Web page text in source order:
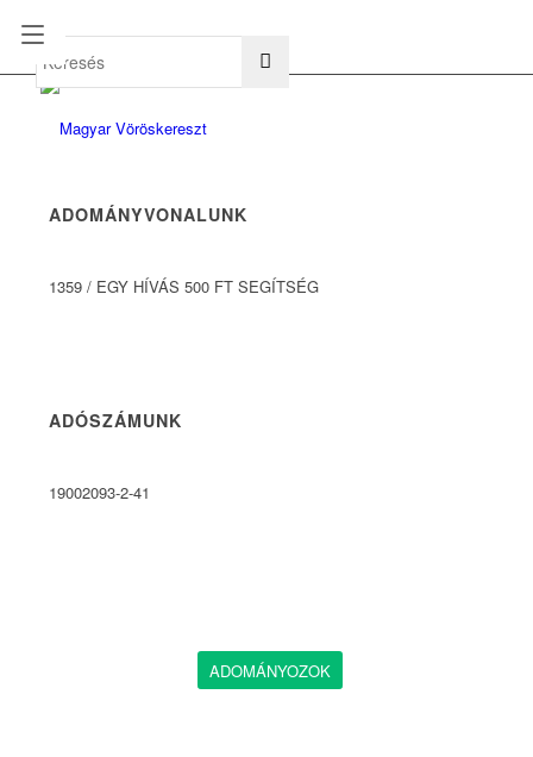
ADOMÁNYVONALUNK
1359 / EGY HÍVÁS 500 FT SEGÍTSÉG
ADÓSZÁMUNK
19002093-2-41
ADOMÁNYOZOK